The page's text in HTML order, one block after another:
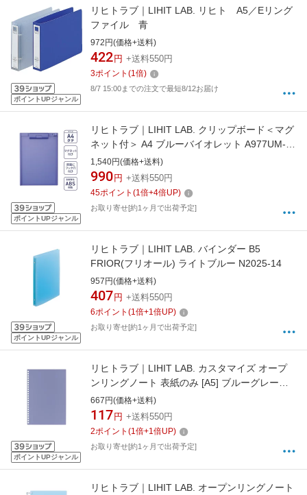
ポイントUPジャンル
リヒトラブ｜LIHIT LAB. リヒト A5／Eリング
ファイル 青
972円(価格+送料)
422 円 +送料550円
3ポイント (1倍)
8/7 15:00までの注文で最短8/12お届け
ポイントUPジャンル
リヒトラブ｜LIHIT LAB. クリップボード＜マグ
ネット付＞ A4 ブルーバイオレット A977UM-
23
1,540円(価格+送料)
990 円 +送料550円
45ポイント (1倍+4倍UP)
お取り寄せ[約1ヶ月で出荷予定]
ポイントUPジャンル
リヒトラブ｜LIHIT LAB. バインダー B5
FRIOR(フリオール) ライトブルー N2025-14
957円(価格+送料)
407 円 +送料550円
6ポイント (1倍+1倍UP)
お取り寄せ[約1ヶ月で出荷予定]
ポイントUPジャンル
リヒトラブ｜LIHIT LAB. カスタマイズ オープ
ンリングノート 表紙のみ [A5] ブルーグレー
N2900-23
667円(価格+送料)
117 円 +送料550円
2ポイント (1倍+1倍UP)
お取り寄せ[約1ヶ月で出荷予定]
リヒトラブ｜LIHIT LAB. オープンリングノート